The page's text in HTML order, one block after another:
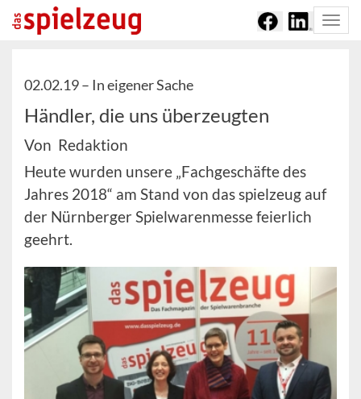
02.02.19 – In eigener Sache
Händler, die uns überzeugten
Von Redaktion
Heute wurden unsere „Fachgeschäfte des
Jahres 2018“ am Stand von das spielzeug auf
der Nürnberger Spielwarenmesse feierlich
geehrt.